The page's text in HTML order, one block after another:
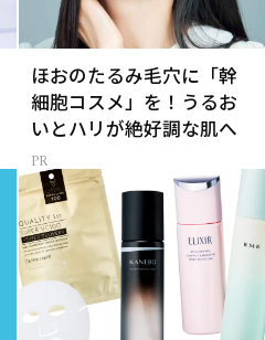
ほおのたるみ毛穴に「幹
細胞コスメ」を！うるお
いとハリが絶好調な肌へ